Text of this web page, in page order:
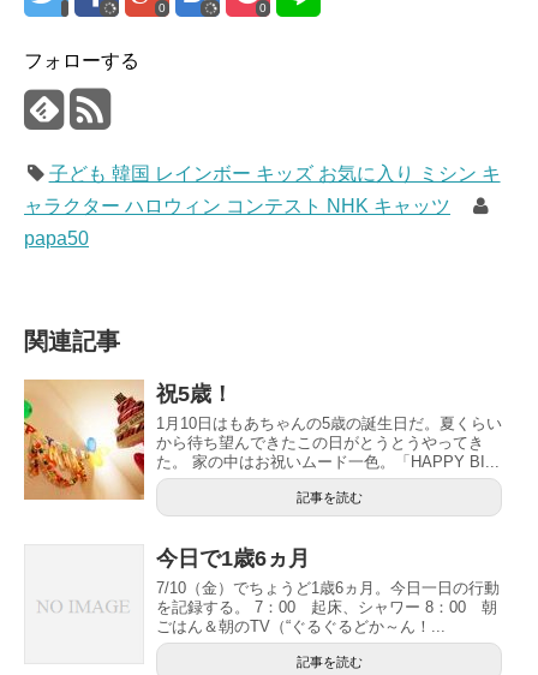
0 0
フォローする
子ども 韓国 レインボー キッズ お気に入り ミシン キ
ャラクター ハロウィン コンテスト NHK キャッツ
papa50
関連記事
祝5歳！
1月10日はもあちゃんの5歳の誕生日だ。夏くらい
から待ち望んできたこの日がとうとうやってき
た。 家の中はお祝いムード一色。「HAPPY BI...
記事を読む
今日で1歳6ヵ月
7/10（金）でちょうど1歳6ヵ月。今日一日の行動
を記録する。 7：00 起床、シャワー 8：00 朝
ごはん＆朝のTV（“ぐるぐるどか～ん！...
記事を読む